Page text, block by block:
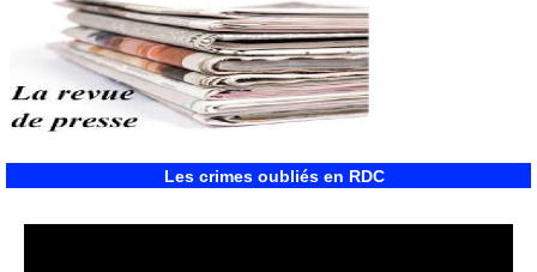
Les crimes oubliés en RDC